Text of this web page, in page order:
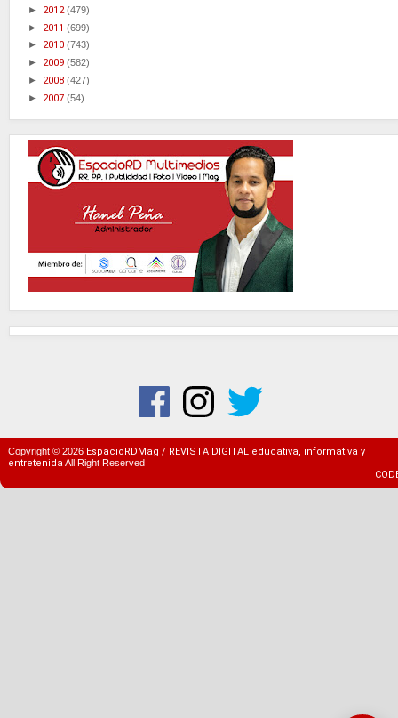
► 2012(479)
► 2011 (699)
► 2010 (743)
► 2009 (582)
► 2008 (427)
► 2007 (54)
Copyright © 2026 EspacioRDMag / REVISTA DIGITAL educativa, informativa y
entretenidaAll Right Reserved